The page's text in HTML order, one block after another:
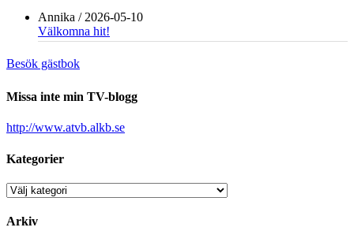
Annika / 2026-05-10
Välkomna hit!
Besök gästbok
Missa inte min TV-blogg
http://www.atvb.alkb.se
Kategorier
Kategorier
Arkiv